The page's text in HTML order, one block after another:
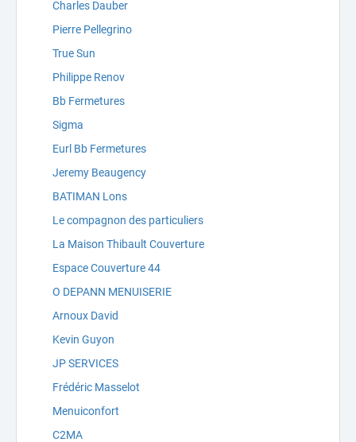
Charles Dauber
Pierre Pellegrino
True Sun
Philippe Renov
Bb Fermetures
Sigma
Eurl Bb Fermetures
Jeremy Beaugency
BATIMAN Lons
Le compagnon des particuliers
La Maison Thibault Couverture
Espace Couverture 44
O DEPANN MENUISERIE
Arnoux David
Kevin Guyon
JP SERVICES
Frédéric Masselot
Menuiconfort
C2MA